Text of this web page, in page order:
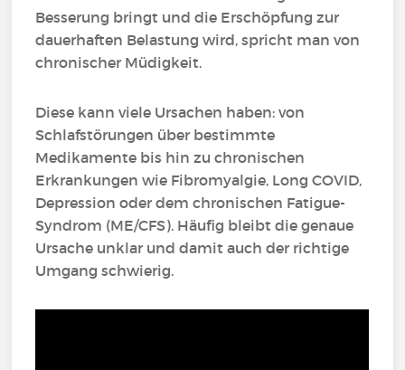
Besserung bringt und die Erschöpfung zur
dauerhaften Belastung wird, spricht man von
chronischer Müdigkeit.
Diese kann viele Ursachen haben: von
Schlafstörungen über bestimmte
Medikamente bis hin zu chronischen
Erkrankungen wie Fibromyalgie, Long COVID,
Depression oder dem chronischen Fatigue-
Syndrom (ME/CFS). Häufig bleibt die genaue
Ursache unklar und damit auch der richtige
Umgang schwierig.